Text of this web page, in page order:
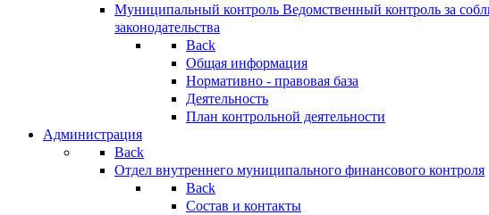
Муниципальный контроль Ведомственный контроль за
законодательства
Back
Общая информация
Нормативно - правовая база
Деятельность
План контрольной деятельности
Администрация
Back
Отдел внутреннего муниципального финансового контроля
Back
Состав и контакты